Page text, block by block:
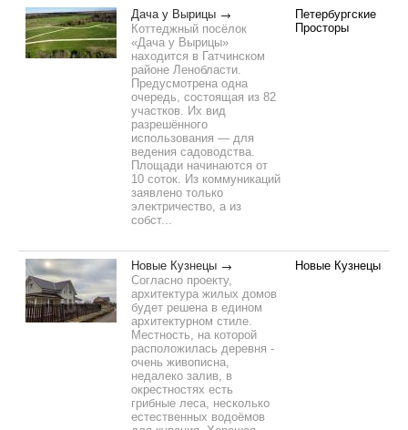
Дача у Вырицы
Коттеджный посёлок
«Дача у Вырицы»
находится в Гатчинском
районе Ленобласти.
Предусмотрена одна
очередь, состоящая из 82
участков. Их вид
разрешённого
использования — для
ведения садоводства.
Площади начинаются от
10 соток. Из коммуникаций
заявлено только
электричество, а из
собст...
Петербургские
Просторы
Новые Кузнецы
Согласно проекту,
архитектура жилых домов
будет решена в едином
архитектурном стиле.
Местность, на которой
расположилась деревня -
очень живописна,
недалеко залив, в
окрестностях есть
грибные леса, несколько
естественных водоёмов
Новые Кузнецы